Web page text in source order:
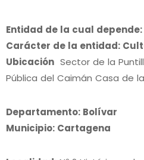
Entidad de la cual depende:
Carácter de la entidad:
Ubicación Sector de la
Pública del Caimán Casa de
Departamento: Bolívar
Municipio: Cartagena